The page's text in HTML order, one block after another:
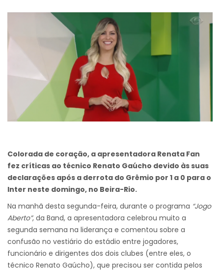
Colorada de coração, a apresentadora Renata Fan
fez críticas ao técnico Renato Gaúcho devido às suas
declarações após a derrota do Grêmio por 1 a 0 para o
Inter neste domingo, no Beira-Rio.
Na manhã desta segunda-feira, durante o programa “Jogo
Aberto”, da Band, a apresentadora celebrou muito a
segunda semana na liderança e comentou sobre a
confusão no vestiário do estádio entre jogadores,
funcionário e dirigentes dos dois clubes (entre eles, o
técnico Renato Gaúcho), que precisou ser contida pelos